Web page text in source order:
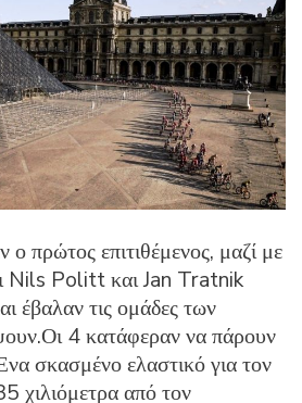
πρώτος επιτιθέμενος, μαζί με
Nils Politt και Jan Tratnik
έβαλαν τις ομάδες των
4 κατάφεραν να πάρουν
σκασμένο ελαστικό για τον
από τον